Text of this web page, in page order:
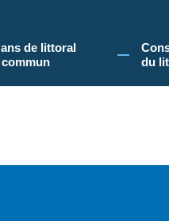
sur le site du Conservatoire du
de littoral
du